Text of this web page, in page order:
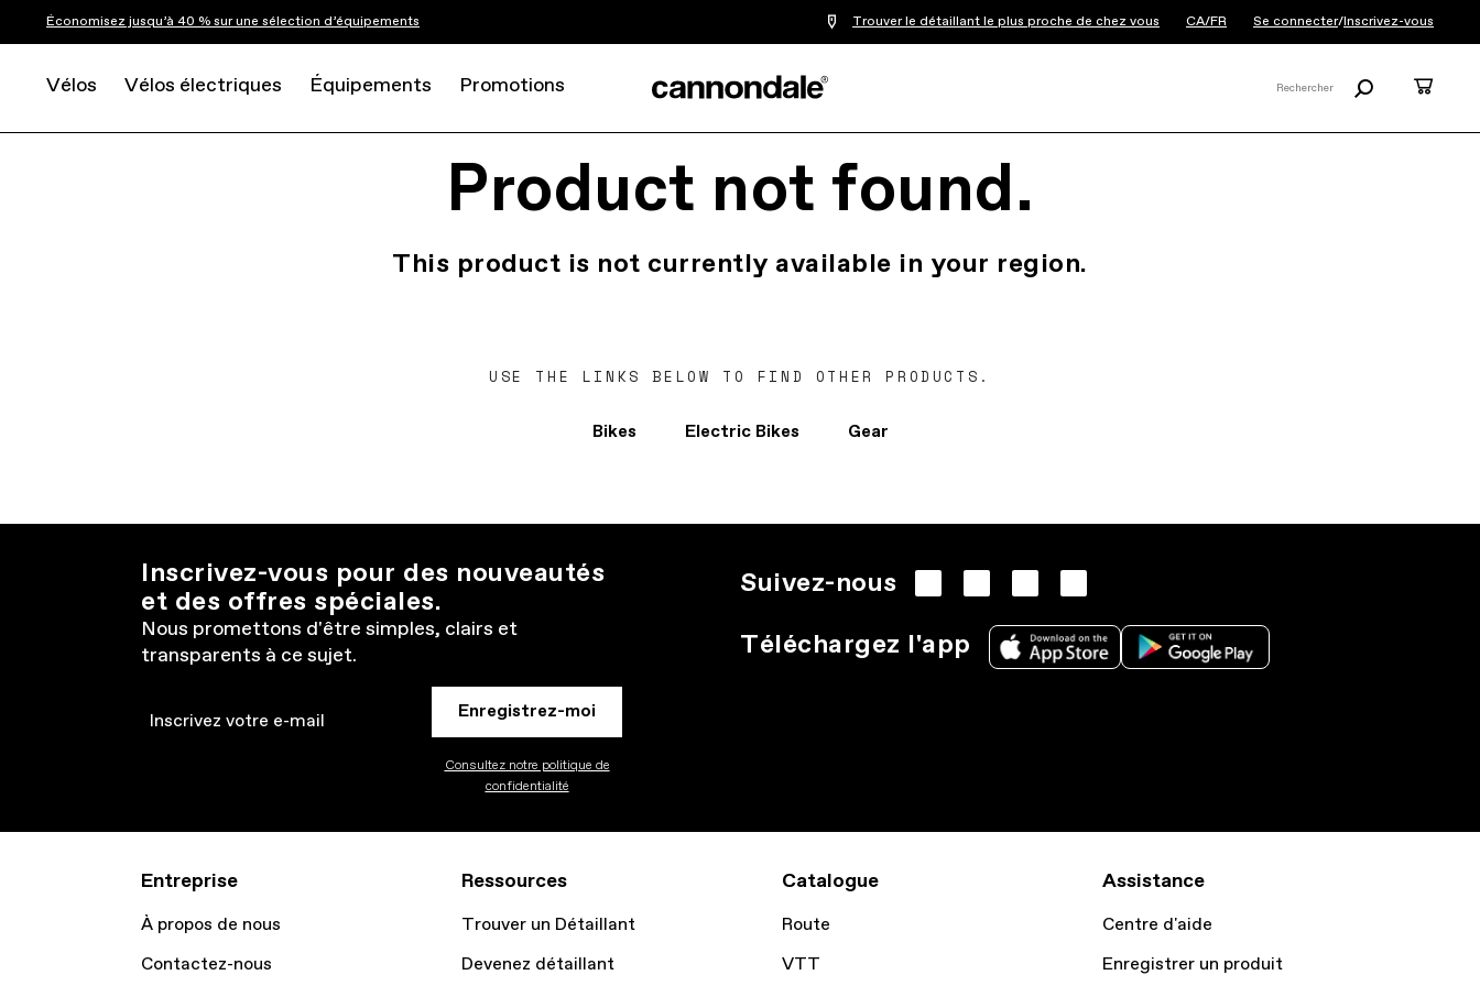
Économisez jusqu’à 40 % sur une sélection d’équipements Trouver le détaillant le plus proche de chez vous CA/FR Se connecter/Inscrivez-vous
Vélos Vélos électriques Équipements Promotions Rechercher
Product not found.
This product is not currently available in your region.
USE THE LINKS BELOW TO FIND OTHER PRODUCTS.
Bikes Electric Bikes Gear
Inscrivez-vous pour des nouveautés
et des offres spéciales.
Nous promettons d'être simples, clairs et
transparents à ce sujet.
Email Enregistrez-moi
Consultez notre politique de
confidentialité
Suivez-nous
Téléchargez l'app
Entreprise
À propos de nous
Contactez-nous
Ressources
Trouver un Détaillant
Devenez détaillant
Catalogue
Route
VTT
Assistance
Centre d'aide
Enregistrer un produit